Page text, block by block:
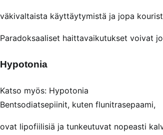
väkivaltaista käyttäytymistä ja jopa
Paradoksaaliset haittavaikutukset voivat
Hypotonia
Katso myös: Hypotonia
Bentsodiatsepiinit, kuten flunitrasepaami,
ovat lipofiilisiä ja tunkeutuvat nopeasti